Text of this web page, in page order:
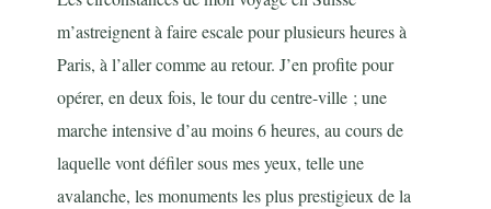
m’astreignent à faire escale pour plusieurs heures à
Paris, à l’aller comme au retour. J’en profite pour
opérer, en deux fois, le tour du centre-ville ; une
marche intensive d’au moins 6 heures, au cours de
laquelle vont défiler sous mes yeux, telle une
avalanche, les monuments les plus prestigieux de la